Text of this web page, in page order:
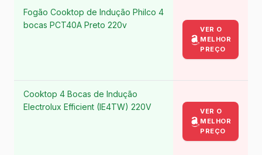
Fogão Cooktop de Indução Philco 4
bocas PCT40A Preto 220v
VER O
MELHOR
PREÇO
Cooktop 4 Bocas de Indução
Electrolux Efficient (IE4TW) 220V
VER O
MELHOR
PREÇO